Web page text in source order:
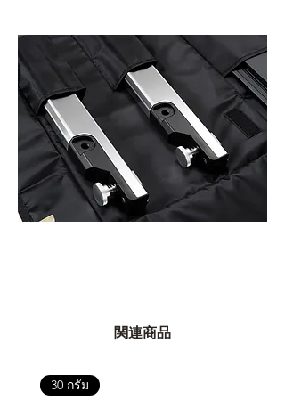
関連商品
30 กรัม